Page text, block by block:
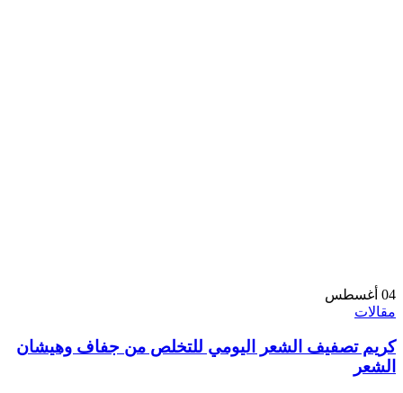
04 أغسطس
مقالات
كريم تصفيف الشعر اليومي للتخلص من جفاف وهيشان
الشعر